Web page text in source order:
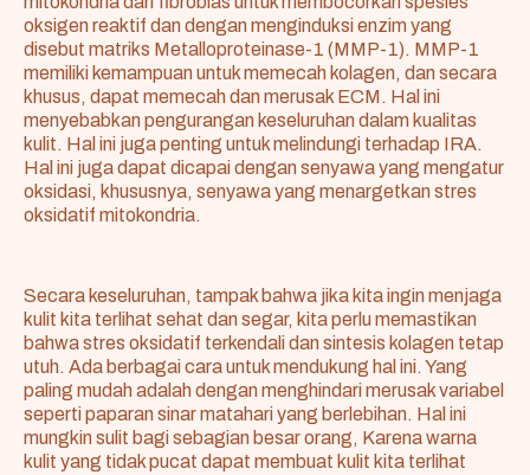
oksigen reaktif dan dengan menginduksi enzim yang
disebut matriks Metalloproteinase-1 (MMP-1). MMP-1
memiliki kemampuan untuk memecah kolagen, dan secara
khusus, dapat memecah dan merusak ECM. Hal ini
menyebabkan pengurangan keseluruhan dalam kualitas
kulit. Hal ini juga penting untuk melindungi terhadap IRA.
Hal ini juga dapat dicapai dengan senyawa yang mengatur
oksidasi, khususnya, senyawa yang menargetkan stres
oksidatif mitokondria.
Secara keseluruhan, tampak bahwa jika kita ingin menjaga
kulit kita terlihat sehat dan segar, kita perlu memastikan
bahwa stres oksidatif terkendali dan sintesis kolagen tetap
utuh. Ada berbagai cara untuk mendukung hal ini. Yang
paling mudah adalah dengan menghindari merusak variabel
seperti paparan sinar matahari yang berlebihan. Hal ini
mungkin sulit bagi sebagian besar orang, Karena warna
kulit yang tidak pucat dapat membuat kulit kita terlihat